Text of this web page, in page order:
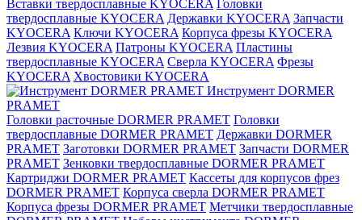
Вставки твердосплавные KYOCERA
Головки
твердосплавные KYOCERA Державки KYOCERA Запчасти
KYOCERA Ключи KYOCERA Корпуса фрезы KYOCERA
Лезвия KYOCERA Патроны KYOCERA Пластины
твердосплавные KYOCERA Сверла KYOCERA Фрезы
KYOCERA Хвостовики KYOCERA
Инструмент DORMER
PRAMET
Головки расточные DORMER PRAMET Головки
твердосплавные DORMER PRAMET Державки DORMER
PRAMET Заготовки DORMER PRAMET Запчасти DORMER
PRAMET Зенковки твердосплавные DORMER PRAMET
Картриджи DORMER PRAMET Кассеты для корпусов фрез
DORMER PRAMET Корпуса сверла DORMER PRAMET
Корпуса фрезы DORMER PRAMET Метчики твердосплавные